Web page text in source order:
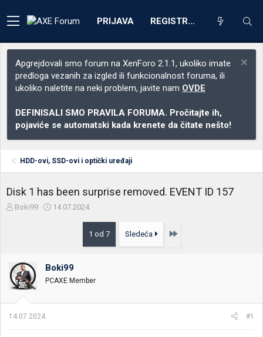
PRIJAVA REGISTRACIJA
Apgrejdovali smo forum na XenForo 2.1.1, ukoliko imate
predloga vezanih za izgled ili funkcionalnost foruma, ili
ukoliko naletite na neki problem, javite nam OVDE
DEFINISALI SMO PRAVILA FORUMA. Pročitajte ih,
pojaviće se automatski kada krenete da čitate nešto!
HDD-ovi, SSD-ovi i optički uređaji
Disk 1 has been surprise removed. EVENT ID 157
Z
i
k
t
e
m
Boki99
D
o
k
e
14.07.2024.
1 od 7 Sledeća Poslednja
Boki99
PCAXE Member
14.07.2024. #1